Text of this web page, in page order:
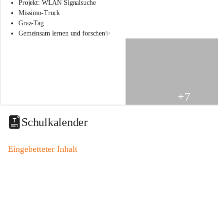
s
s
c
i
t
a
o
Projekt: WLAN Signalsuche
Missimo-Truck
Graz-Tag
Gemeinsam lernen und forschen✨
+7
Schulkalender
Eingebetteter Inhalt